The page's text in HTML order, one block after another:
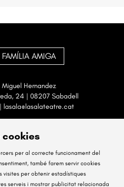
FAMÍLIA AMIGA
Miguel Hernandez
24 | 08207 Sabadell
lasala@lasalateatre.cat
Cookies Contactar
per al correcte funcionament del
també farem servir cookies
visites per obtenir estadístiques
serveis i mostrar publicitat relacionada